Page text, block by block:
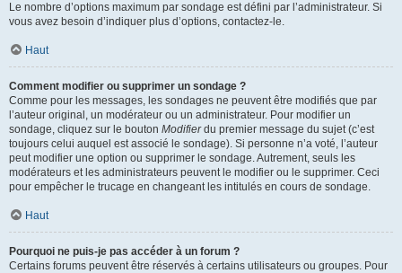
Le nombre d’options maximum par sondage est défini par l’administrateur. Si
vous avez besoin d’indiquer plus d’options, contactez-le.
Haut
Comment modifier ou supprimer un sondage ?
Comme pour les messages, les sondages ne peuvent être modifiés que par
l’auteur original, un modérateur ou un administrateur. Pour modifier un
sondage, cliquez sur le bouton Modifierdu premier message du sujet (c’est
toujours celui auquel est associé le sondage). Si personne n’a voté, l’auteur
peut modifier une option ou supprimer le sondage. Autrement, seuls les
modérateurs et les administrateurs peuvent le modifier ou le supprimer. Ceci
pour empêcher le trucage en changeant les intitulés en cours de sondage.
Haut
Pourquoi ne puis-je pas accéder à un forum ?
Certains forums peuvent être réservés à certains utilisateurs ou groupes. Pour